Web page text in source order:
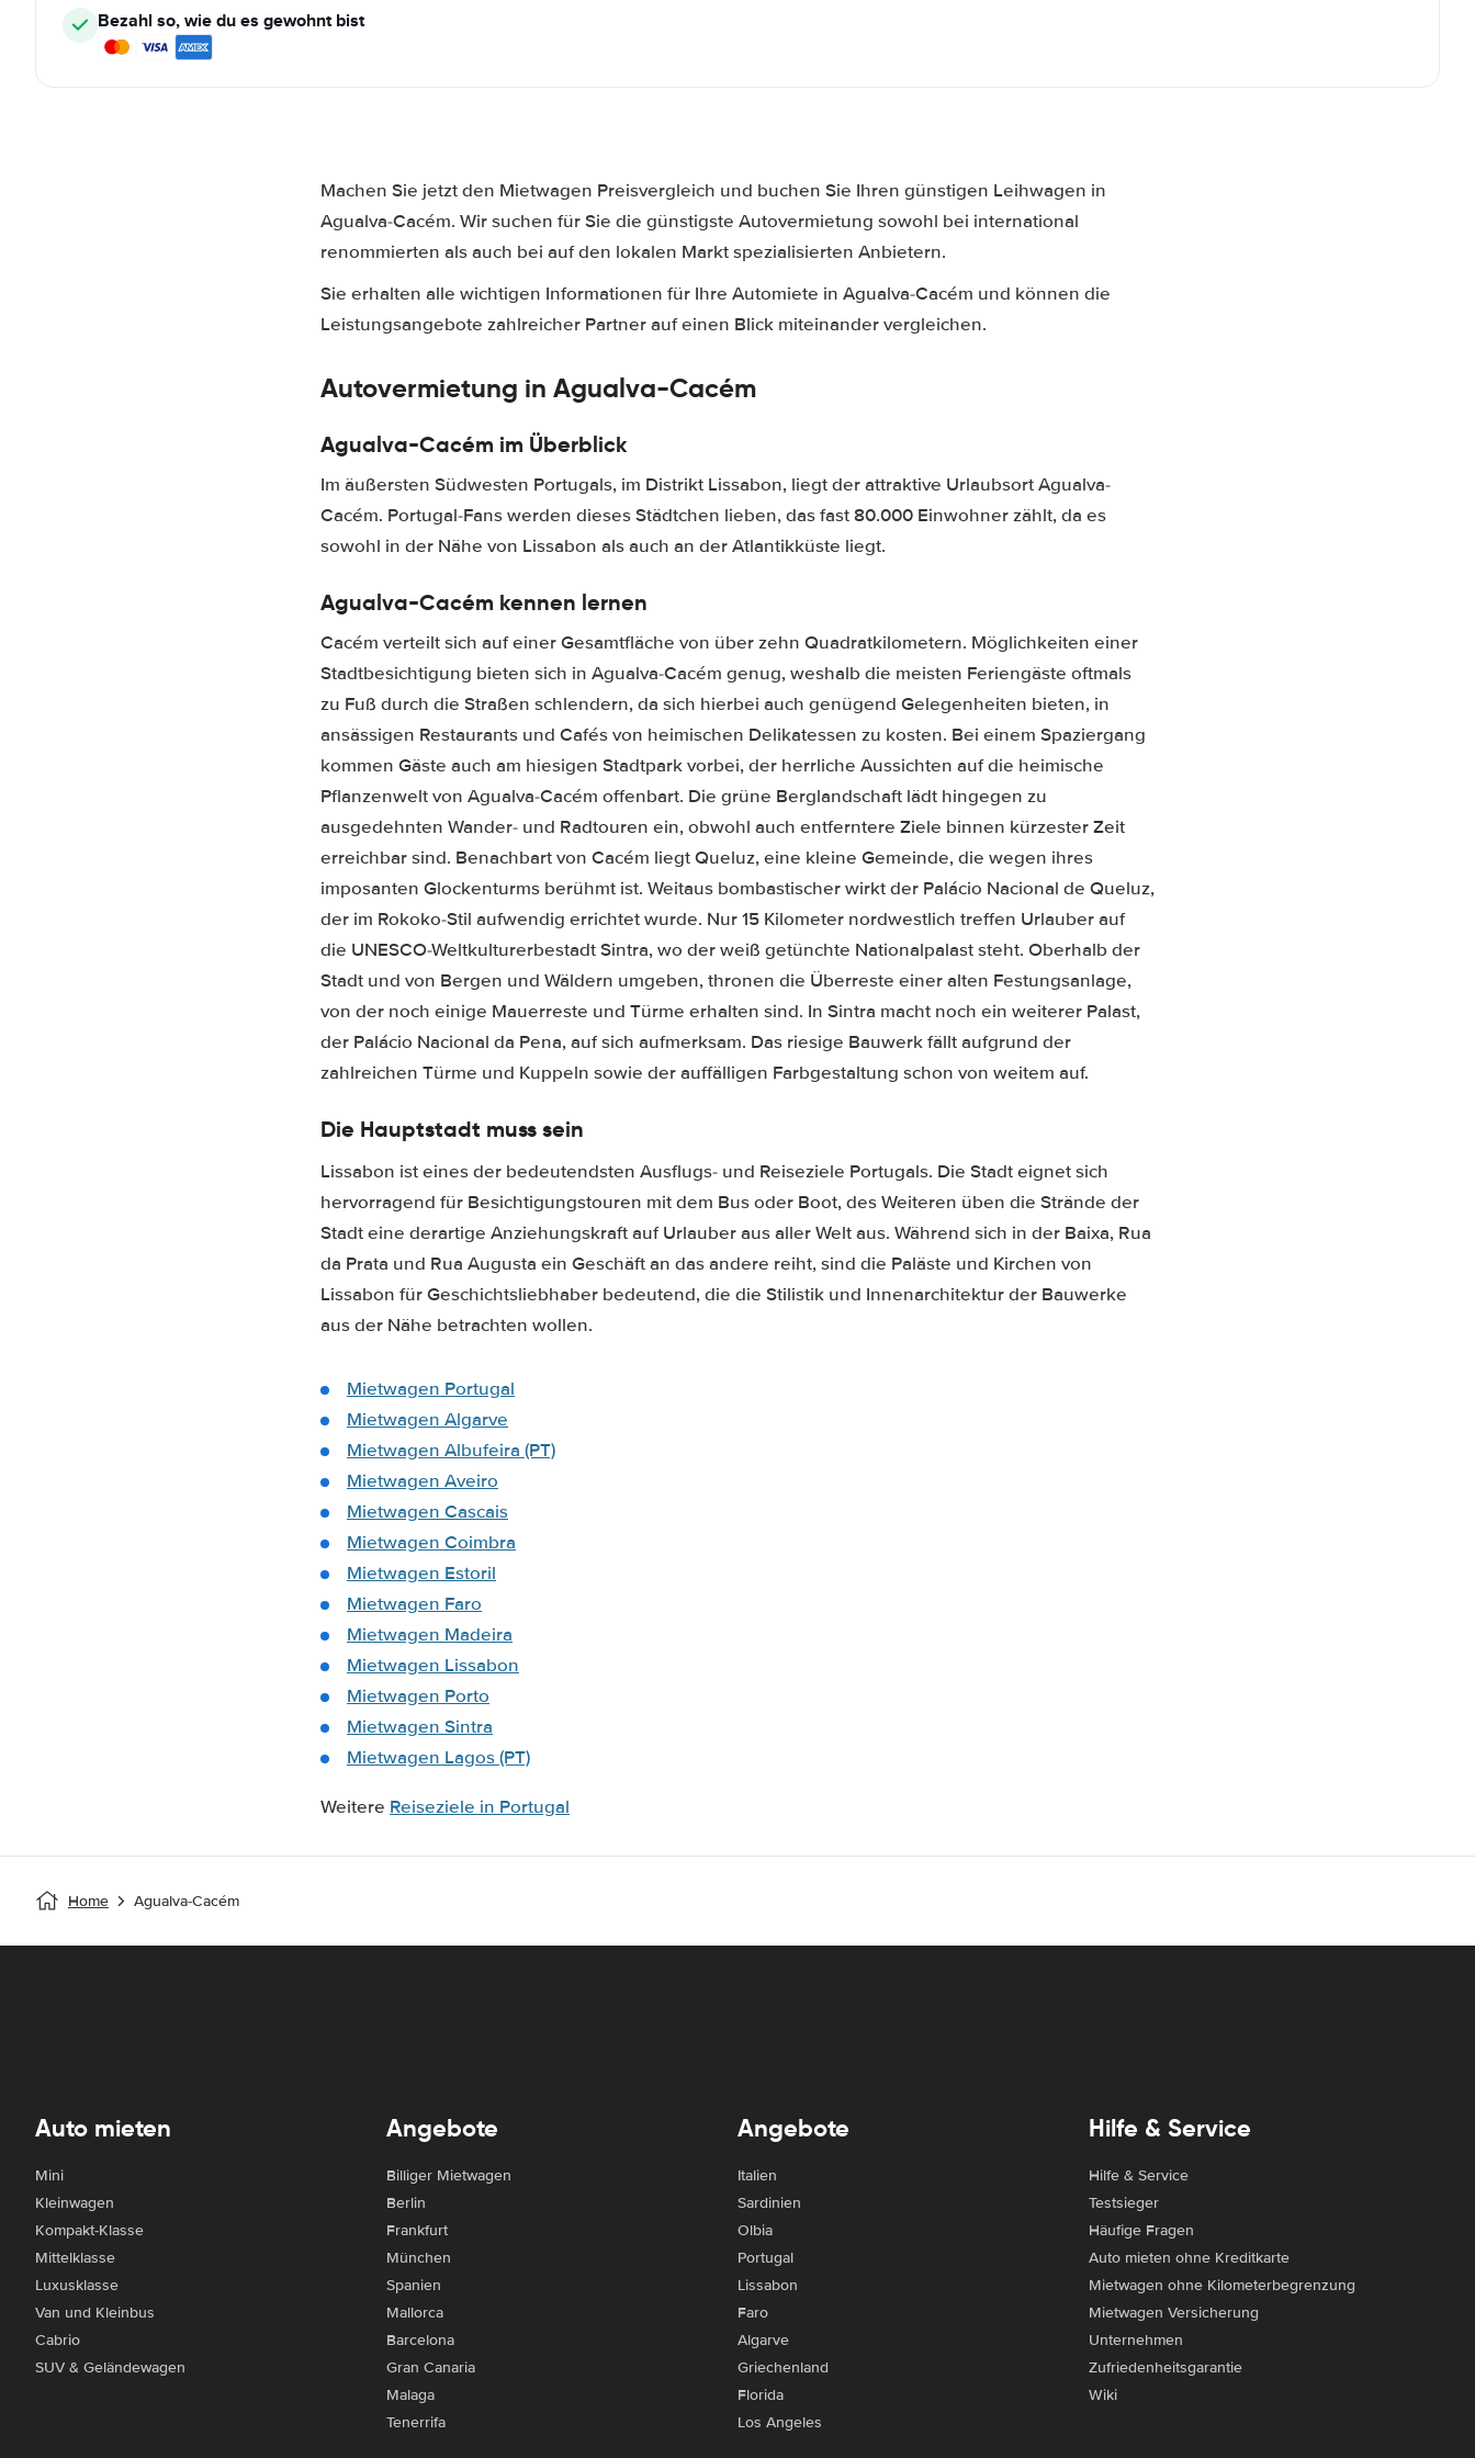
Bezahl so, wie du es gewohnt bist
Machen Sie jetzt den Mietwagen Preisvergleich und buchen Sie Ihren günstigen Leihwagen in
Agualva-Cacém. Wir suchen für Sie die günstigste Autovermietung sowohl bei international
renommierten als auch bei auf den lokalen Markt spezialisierten Anbietern.
Sie erhalten alle wichtigen Informationen für Ihre Automiete in Agualva-Cacém und können die
Leistungsangebote zahlreicher Partner auf einen Blick miteinander vergleichen.
Autovermietung in Agualva-Cacém
Agualva-Cacém im Überblick
Im äußersten Südwesten Portugals, im Distrikt Lissabon, liegt der attraktive Urlaubsort Agualva-
Cacém. Portugal-Fans werden dieses Städtchen lieben, das fast 80.000 Einwohner zählt, da es
sowohl in der Nähe von Lissabon als auch an der Atlantikküste liegt.
Agualva-Cacém kennen lernen
Cacém verteilt sich auf einer Gesamtfläche von über zehn Quadratkilometern. Möglichkeiten einer
Stadtbesichtigung bieten sich in Agualva-Cacém genug, weshalb die meisten Feriengäste oftmals
zu Fuß durch die Straßen schlendern, da sich hierbei auch genügend Gelegenheiten bieten, in
ansässigen Restaurants und Cafés von heimischen Delikatessen zu kosten. Bei einem Spaziergang
kommen Gäste auch am hiesigen Stadtpark vorbei, der herrliche Aussichten auf die heimische
Pflanzenwelt von Agualva-Cacém offenbart. Die grüne Berglandschaft lädt hingegen zu
ausgedehnten Wander- und Radtouren ein, obwohl auch entferntere Ziele binnen kürzester Zeit
erreichbar sind. Benachbart von Cacém liegt Queluz, eine kleine Gemeinde, die wegen ihres
imposanten Glockenturms berühmt ist. Weitaus bombastischer wirkt der Palácio Nacional de Queluz,
der im Rokoko-Stil aufwendig errichtet wurde. Nur 15 Kilometer nordwestlich treffen Urlauber auf
die UNESCO-Weltkulturerbestadt Sintra, wo der weiß getünchte Nationalpalast steht. Oberhalb der
Stadt und von Bergen und Wäldern umgeben, thronen die Überreste einer alten Festungsanlage,
von der noch einige Mauerreste und Türme erhalten sind. In Sintra macht noch ein weiterer Palast,
der Palácio Nacional da Pena, auf sich aufmerksam. Das riesige Bauwerk fällt aufgrund der
zahlreichen Türme und Kuppeln sowie der auffälligen Farbgestaltung schon von weitem auf.
Die Hauptstadt muss sein
Lissabon ist eines der bedeutendsten Ausflugs- und Reiseziele Portugals. Die Stadt eignet sich
hervorragend für Besichtigungstouren mit dem Bus oder Boot, des Weiteren üben die Strände der
Stadt eine derartige Anziehungskraft auf Urlauber aus aller Welt aus. Während sich in der Baixa, Rua
da Prata und Rua Augusta ein Geschäft an das andere reiht, sind die Paläste und Kirchen von
Lissabon für Geschichtsliebhaber bedeutend, die die Stilistik und Innenarchitektur der Bauwerke
aus der Nähe betrachten wollen.
Mietwagen Portugal
Mietwagen Algarve
Mietwagen Albufeira (PT)
Mietwagen Aveiro
Mietwagen Cascais
Mietwagen Coimbra
Mietwagen Estoril
Mietwagen Faro
Mietwagen Madeira
Mietwagen Lissabon
Mietwagen Porto
Mietwagen Sintra
Mietwagen Lagos (PT)
Weitere Reiseziele in Portugal
Home Agualva-Cacém
Auto mieten
Mini
Kleinwagen
Kompakt-Klasse
Mittelklasse
Luxusklasse
Van und Kleinbus
Cabrio
SUV & Geländewagen
Angebote
Billiger Mietwagen
Berlin
Frankfurt
München
Spanien
Mallorca
Barcelona
Gran Canaria
Malaga
Tenerrifa
Angebote
Italien
Sardinien
Olbia
Portugal
Lissabon
Faro
Algarve
Griechenland
Florida
Los Angeles
Hilfe & Service
Hilfe & Service
Testsieger
Häufige Fragen
Auto mieten ohne Kreditkarte
Mietwagen ohne Kilometerbegrenzung
Mietwagen Versicherung
Unternehmen
Zufriedenheitsgarantie
Wiki